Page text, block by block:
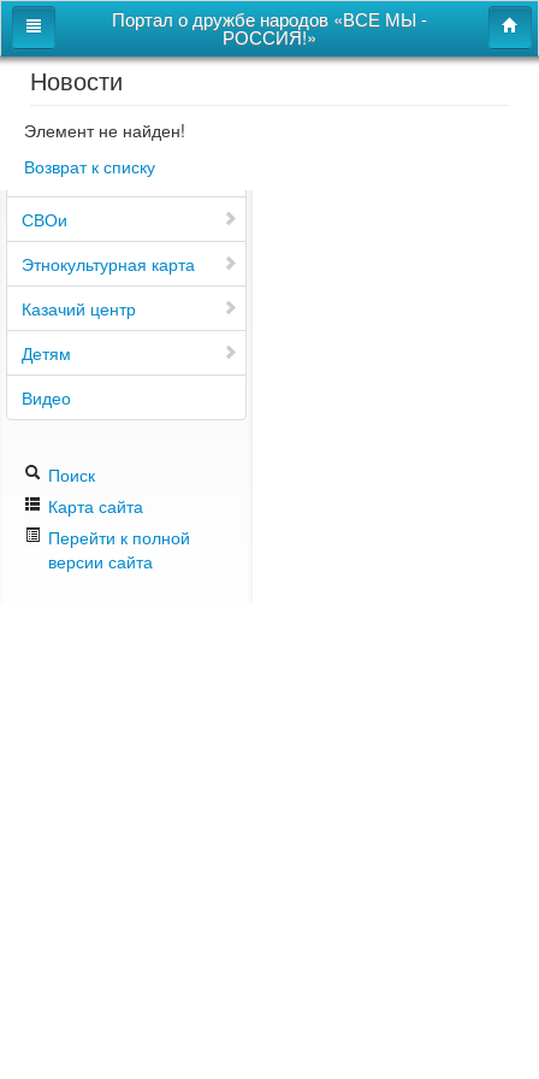
Портал о дружбе народов «ВСЕ МЫ -
РОССИЯ!»
Главная
Дом дружбы народов
Новости
СВОи
Этнокультурная карта
Казачий центр
Детям
Видео
Поиск
Карта сайта
Перейти к полной
версии сайта
Новости
Элемент не найден!
Возврат к списку